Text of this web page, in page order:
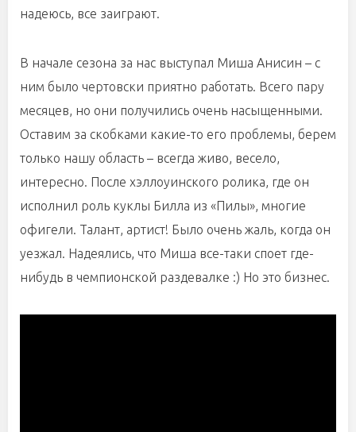
надеюсь, все заиграют.
В начале сезона за нас выступал Миша Анисин – с
ним было чертовски приятно работать. Всего пару
месяцев, но они получились очень насыщенными.
Оставим за скобками какие-то его проблемы, берем
только нашу область – всегда живо, весело,
интересно. После хэллоуинского ролика, где он
исполнил роль куклы Билла из «Пилы», многие
офигели. Талант, артист! Было очень жаль, когда он
уезжал. Надеялись, что Миша все-таки споет где-
нибудь в чемпионской раздевалке :) Но это бизнес.